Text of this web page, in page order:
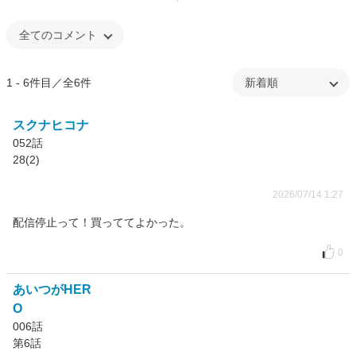
1 - 6件目／全6件
スクナヒコナ
052話
28(2)
2026/07/14 1:27
配信停止って！買っててよかった。
0
あいつがHER
O
006話
第6話